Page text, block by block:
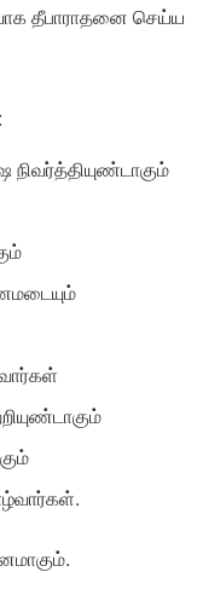
தீபாராதனை செய்ய